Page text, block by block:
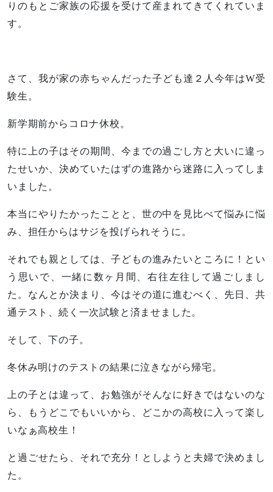
りのもとご家族の応援を受けて産まれてきてくれていま
す。
さて、我が家の赤ちゃんだった子ども達２人今年はW受
験生。
新学期前からコロナ休校。
特に上の子はその期間、今までの過ごし方と大いに違っ
たせいか、決めていたはずの進路から迷路に入ってしま
いました。
本当にやりたかったことと、世の中を見比べて悩みに悩
み、担任からはサジを投げられそうに。
それでも親としては、子どもの進みたいところに！とい
う思いで、一緒に数ヶ月間、右往左往して過ごしまし
た。なんとか決まり、今はその道に進むべく、先日、共
通テスト、続く一次試験と済ませました。
そして、下の子。
冬休み明けのテストの結果に泣きながら帰宅。
上の子とは違って、お勉強がそんなに好きではないのな
ら、もうどこでもいいから、どこかの高校に入って楽し
いなぁ高校生！
と過ごせたら、それで充分！としようと夫婦で決めまし
た。